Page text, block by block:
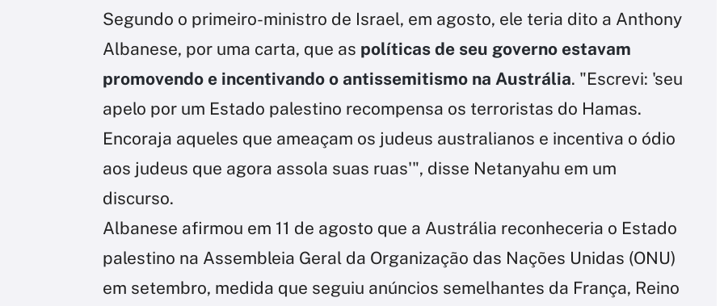
Segundo o primeiro-ministro de Israel, em agosto, ele teria dito a Anthony
Albanese, por uma carta, que as políticas de seu governo estavam
promovendo e incentivando o antissemitismo na Austrália. "Escrevi: 'seu
apelo por um Estado palestino recompensa os terroristas do Hamas.
Encoraja aqueles que ameaçam os judeus australianos e incentiva o ódio
aos judeus que agora assola suas ruas'", disse Netanyahu em um
discurso.
Albanese afirmou em 11 de agosto que a Austrália reconheceria o Estado
palestino na Assembleia Geral da Organização das Nações Unidas (ONU)
em setembro, medida que seguiu anúncios semelhantes da França, Reino